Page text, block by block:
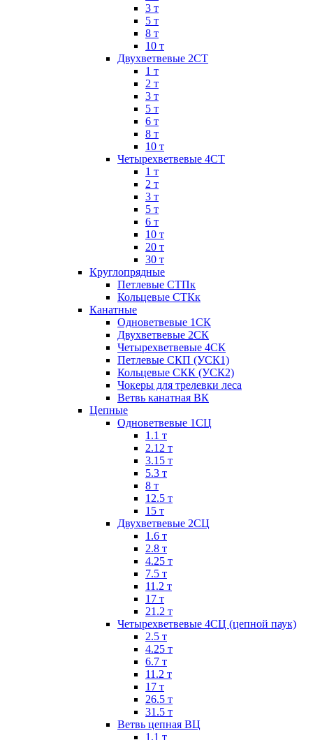
3 т
5 т
8 т
10 т
Двухветвевые 2СТ
1 т
2 т
3 т
5 т
6 т
8 т
10 т
Четырехветвевые 4СТ
1 т
2 т
3 т
5 т
6 т
10 т
20 т
30 т
Круглопрядные
Петлевые СТПк
Кольцевые СТКк
Канатные
Одноветвевые 1СК
Двухветвевые 2СК
Четырехветвевые 4СК
Петлевые СКП (УСК1)
Кольцевые СКК (УСК2)
Чокеры для трелевки леса
Ветвь канатная ВК
Цепные
Одноветвевые 1СЦ
1.1 т
2.12 т
3.15 т
5.3 т
8 т
12.5 т
15 т
Двухветвевые 2СЦ
1.6 т
2.8 т
4.25 т
7.5 т
11.2 т
17 т
21.2 т
Четырехветвевые 4СЦ (цепной паук)
2.5 т
4.25 т
6.7 т
11.2 т
17 т
26.5 т
31.5 т
Ветвь цепная ВЦ
1.1 т